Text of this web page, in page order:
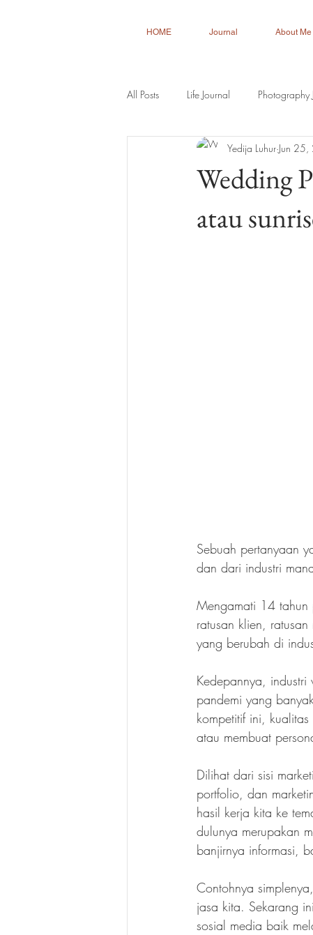
HOME Journal About Me
All Posts Life Journal Photography
Wedding
atau
Yedija Luhur Jun
Sebuah pertanyaan
dan dari industri
Mengamati 14 tahun
ratusan klien,
yang berubah di
Kedepannya,
pandemi yang
kompetitif ini,
atau membuat
Dilihat dari sisi
portfolio, dan
hasil kerja kita ke
dulunya merupakan
banjirnya informasi,
Contohnya
jasa kita. Sekarang
sosial media baik